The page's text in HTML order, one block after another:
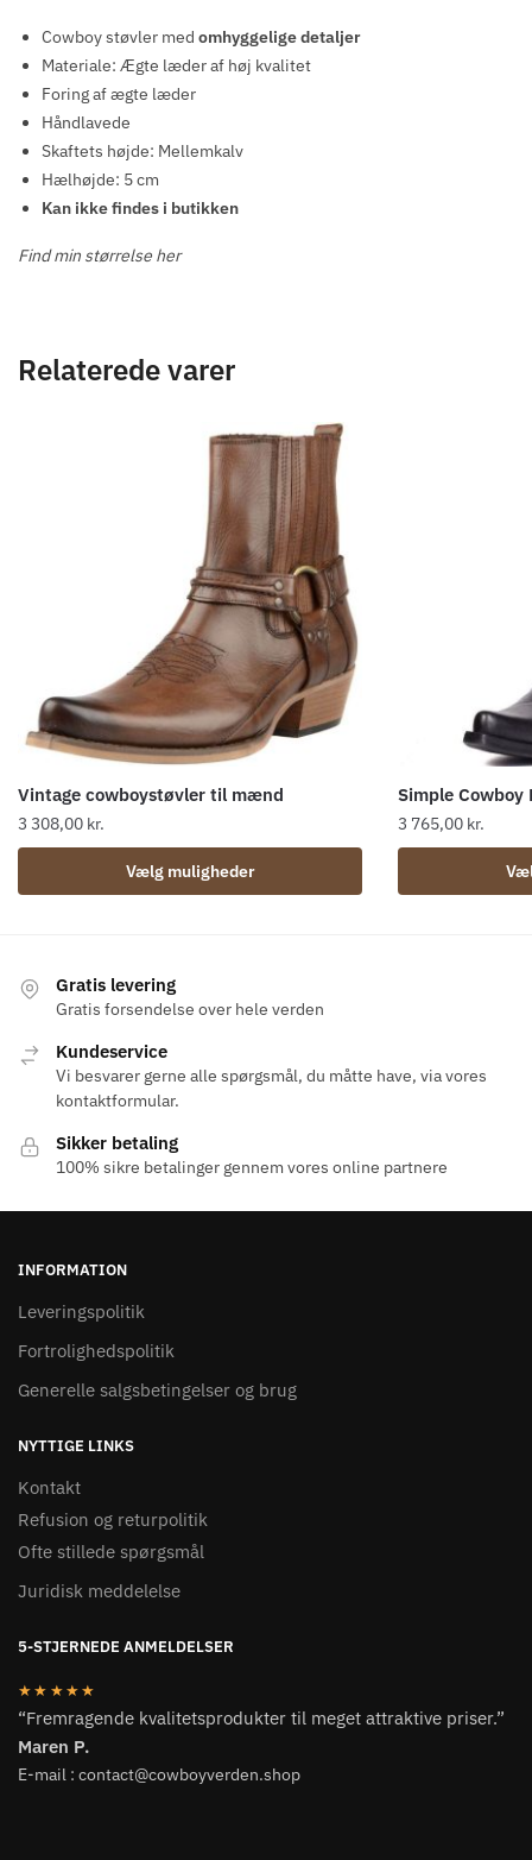
Cowboy støvler med omhyggelige detaljer
Materiale: Ægte læder af høj kvalitet
Foring af ægte læder
Håndlavede
Skaftets højde: Mellemkalv
Hælhøjde: 5 cm
Kan ikke findes i butikken
Find min størrelse her
Relaterede varer
Vintage cowboystøvler til mænd
3 308,00 kr.
Vælg muligheder
vare
varianter.
Mulighederne
vælges
Simple Cowboy
3 765,00 kr.
vare
Gratis levering
Gratis forsendelse over hele verden
Kundeservice
Vi besvarer gerne alle spørgsmål, du måtte have, via vores
kontaktformular.
Sikker betaling
100% sikre betalinger gennem vores online partnere
INFORMATION
Leveringspolitik
Fortrolighedspolitik
Generelle salgsbetingelser og brug
NYTTIGE LINKS
Kontakt
Refusion og returpolitik
Ofte stillede spørgsmål
Juridisk meddelelse
5-STJERNEDE ANMELDELSER
★★★★★
“Fremragende kvalitetsprodukter til meget attraktive priser.”
Maren P.
E-mail : contact@cowboyverden.shop